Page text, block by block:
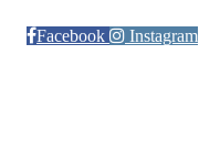
Facebook
Instagram